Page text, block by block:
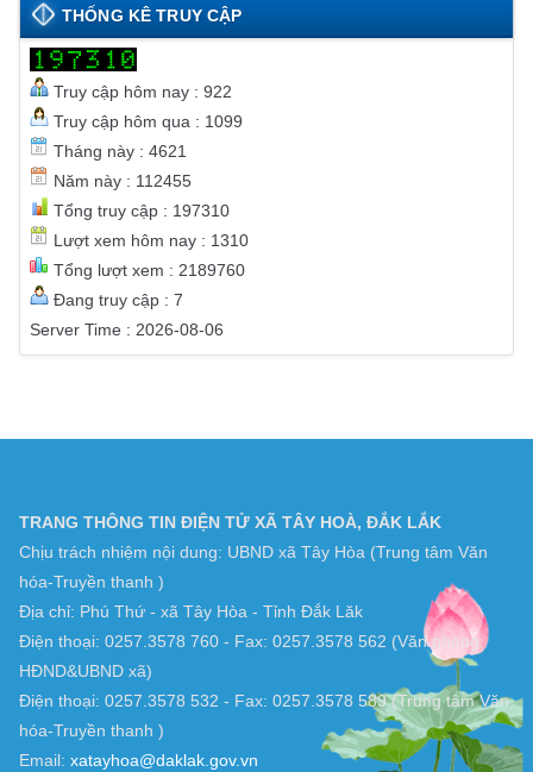
THỐNG KÊ TRUY CẬP
Truy cập hôm nay : 922
Truy cập hôm qua : 1099
Tháng này : 4621
Năm này : 112455
Tổng truy cập : 197310
Lượt xem hôm nay : 1310
Tổng lượt xem : 2189760
Đang truy cập : 7
Server Time : 2026-08-06
TRANG THÔNG TIN ĐIỆN TỬ XÃ TÂY HOÀ, ĐẮK LẮK
Chịu trách nhiệm nội dung: UBND xã Tây Hòa (Trung tâm Văn
hóa-Truyền thanh )
Địa chỉ: Phú Thứ - xã Tây Hòa - Tỉnh Đắk Lăk
Điện thoại: 0257.3578 760 - Fax: 0257.3578 562 (Văn phòng
HĐND&UBND xã)
Điện thoại: 0257.3578 532 - Fax: 0257.3578 589 (Trung tâm Văn
hóa-Truyền thanh )
Email: xatayhoa@daklak.gov.vn